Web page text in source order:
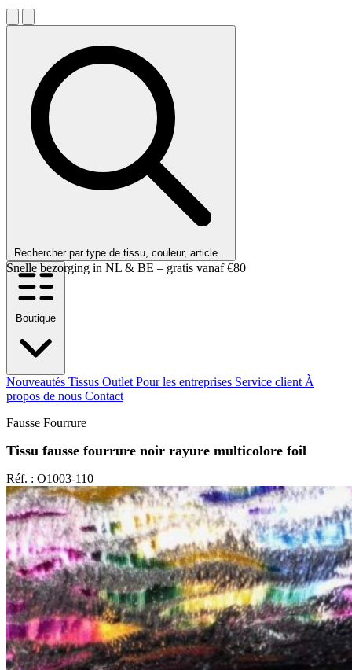
Rechercher par type de tissu, couleur, article…
Nos clients nous notent 9,6 !
Boutique
Nouveautés Tissus Outlet Pour les entreprises Service client À
propos de nous Contact
Fausse Fourrure
Tissu fausse fourrure noir rayure multicolore foil
Réf. : O1003-110